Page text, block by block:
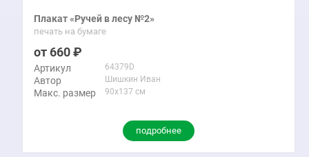
Плакат «Ручей в лесу №2»
печать на бумаге
660
Артикул 64379D
Автор Шишкин Иван
Макс. размер 90x137 см
подробнее